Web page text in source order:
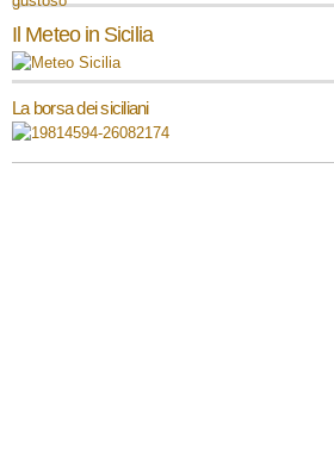
Il Meteo in Sicilia
La borsa dei siciliani